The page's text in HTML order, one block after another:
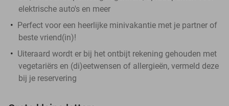
elektrische auto's en meer
Perfect voor een heerlijke minivakantie met je partner of
beste vriend(in)!
Uiteraard wordt er bij het ontbijt rekening gehouden met
vegetariërs en (di)eetwensen of allergieën, vermeld deze
bij je reservering